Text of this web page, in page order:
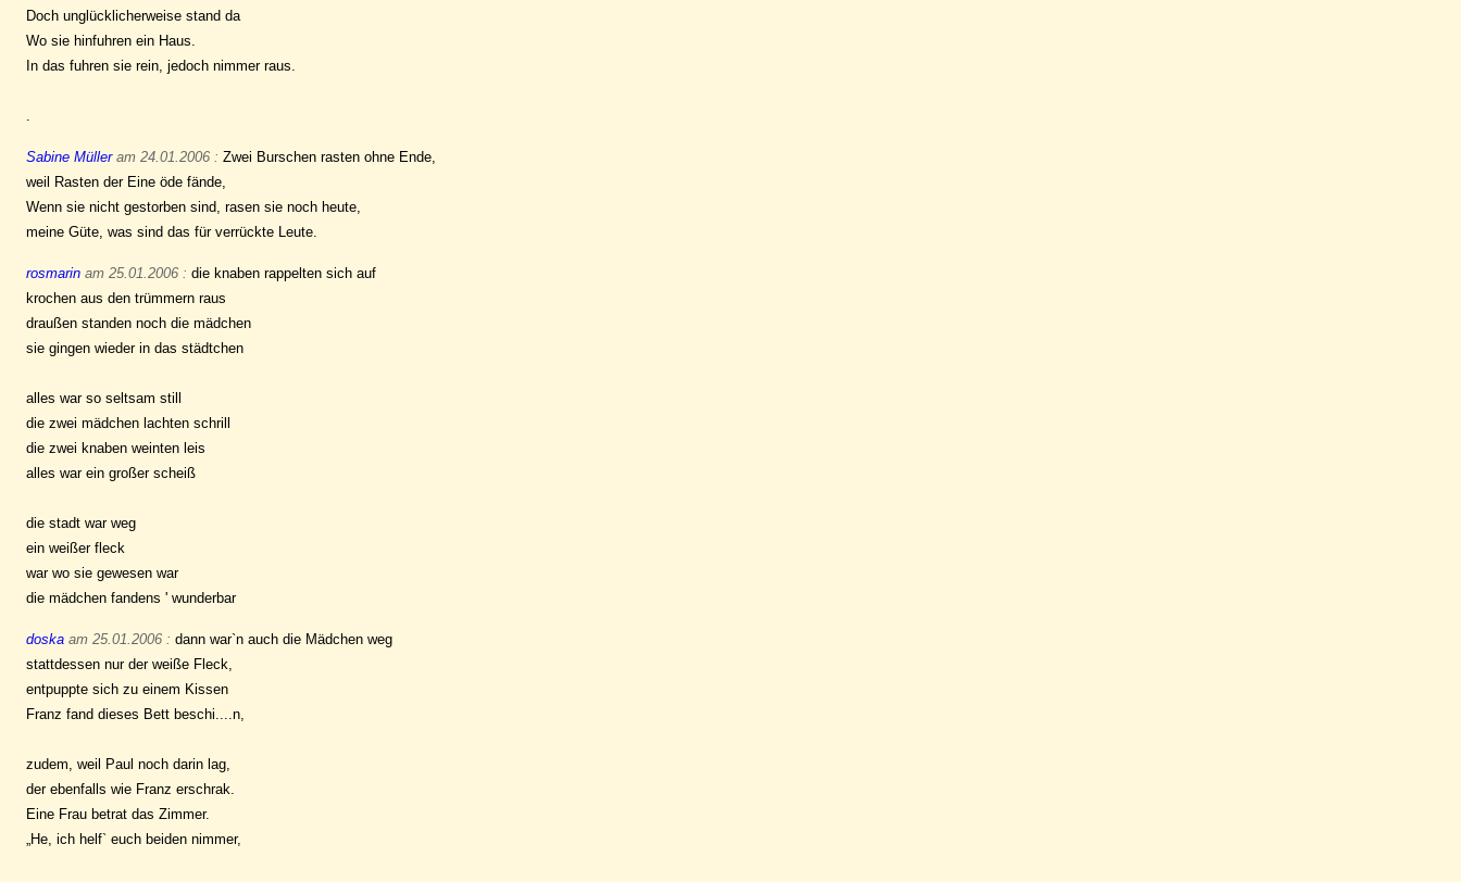
Doch unglücklicherweise stand da
Wo sie hinfuhren ein Haus.
In das fuhren sie rein, jedoch nimmer raus.
.
Sabine Mülleram 24.01.2006 : Zwei Burschen rasten ohne Ende,
weil Rasten der Eine öde fände,
Wenn sie nicht gestorben sind, rasen sie noch heute,
meine Güte, was sind das für verrückte Leute.
rosmarin am 25.01.2006 : die knaben rappelten sich auf
krochen aus den trümmern raus
draußen standen noch die mädchen
sie gingen wieder in das städtchen
alles war so seltsam still
die zwei mädchen lachten schrill
die zwei knaben weinten leis
alles war ein großer scheiß
die stadt war weg
ein weißer fleck
war wo sie gewesen war
die mädchen fandens ' wunderbar
doska am 25.01.2006 : dann war`n auch die Mädchen weg
stattdessen nur der weiße Fleck,
entpuppte sich zu einem Kissen
Franz fand dieses Bett beschi....n,
zudem, weil Paul noch darin lag,
der ebenfalls wie Franz erschrak.
Eine Frau betrat das Zimmer.
„He, ich helf` euch beiden nimmer,